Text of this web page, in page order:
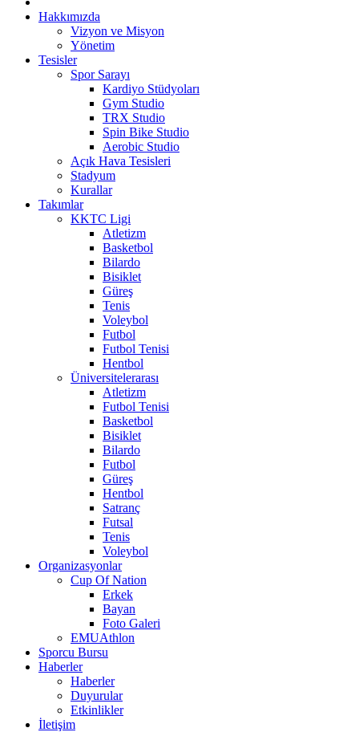
Hakkımızda
Vizyon ve Misyon
Yönetim
Tesisler
Spor Sarayı
Kardiyo Stüdyoları
Gym Studio
TRX Studio
Spin Bike Studio
Aerobic Studio
Açık Hava Tesisleri
Stadyum
Kurallar
Takımlar
KKTC Ligi
Atletizm
Basketbol
Bilardo
Bisiklet
Güreş
Tenis
Voleybol
Futbol
Futbol Tenisi
Hentbol
Üniversitelerarası
Atletizm
Futbol Tenisi
Basketbol
Bisiklet
Bilardo
Futbol
Güreş
Hentbol
Satranç
Futsal
Tenis
Voleybol
Organizasyonlar
Cup Of Nation
Erkek
Bayan
Foto Galeri
EMUAthlon
Sporcu Bursu
Haberler
Haberler
Duyurular
Etkinlikler
İletişim